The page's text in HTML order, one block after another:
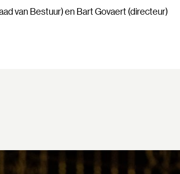
van Bestuur) en Bart Govaert (directeur)